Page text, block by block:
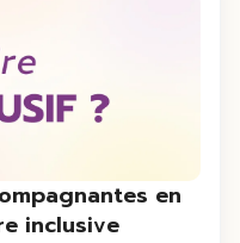
en
inclusive